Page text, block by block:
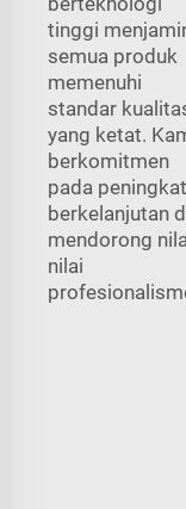
tinggi
semua produk
memenuhi
standar
yang ketat.
berkomitmen
pada
berkelanjutan
mendorong
nilai